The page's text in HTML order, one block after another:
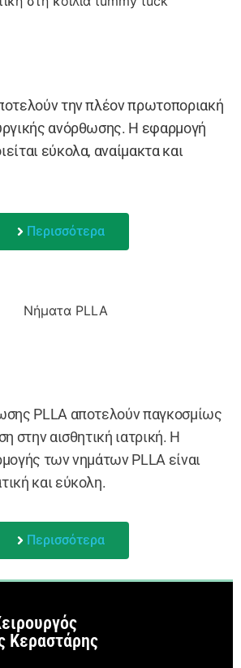
την πλέον πρωτοποριακή
ανόρθωσης. Η εφαρμογή
εύκολα, αναίμακτα και
Περισσότερα
PLLA αποτελούν παγκοσμίως
στην αισθητική ιατρική. Η
των νημάτων PLLA είναι
και εύκολη.
Περισσότερα
Κεραστάρης